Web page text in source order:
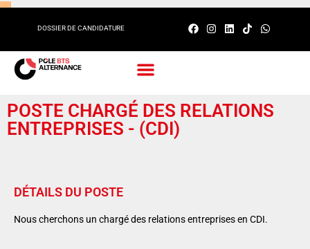
DOSSIER DE CANDIDATURE
POSTE CHARGÉ DES RELATIONS
ENTREPRISES - (CDI)
DÉTAILS DU POSTE
Nous cherchons un chargé des relations entreprises en CDI.